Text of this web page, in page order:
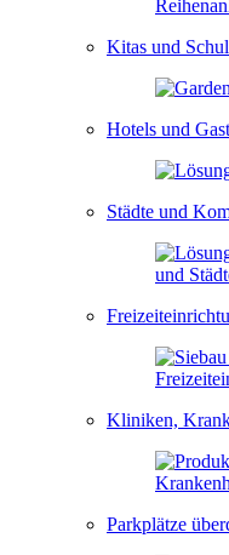
Kitas und
Hotels und
Städte und
Kliniken,
Parkplätze